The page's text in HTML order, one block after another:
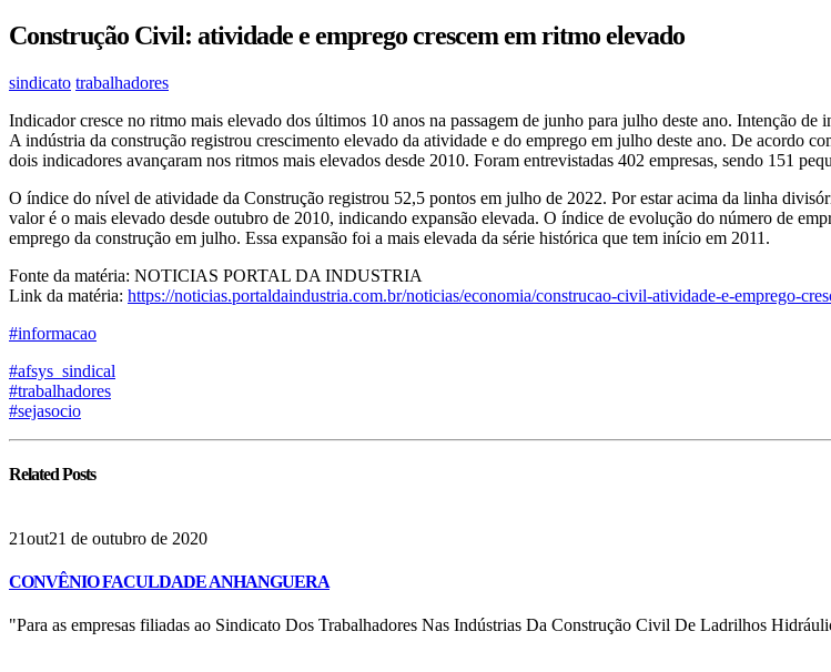
Construção Civil: atividade e emprego crescem em ritmo elevado
sindicato trabalhadores
Indicador cresce no ritmo mais elevado dos últimos 10 anos na passagem de junho para julho deste ano. Intenção
A indústria da construção registrou crescimento elevado da atividade e do emprego em julho deste ano. De acordo
dois indicadores avançaram nos ritmos mais elevados desde 2010. Foram entrevistadas 402 empresas, sendo 151
O índice do nível de atividade da Construção registrou 52,5 pontos em julho de 2022. Por estar acima da linha
valor é o mais elevado desde outubro de 2010, indicando expansão elevada. O índice de evolução do número de
emprego da construção em julho. Essa expansão foi a mais elevada da série histórica que tem início em 2011.
Fonte da matéria: NOTICIAS PORTAL DA INDUSTRIA
Link da matéria: https://noticias.portaldaindustria.com.br/noticias/economia/construcao-civil-atividade-e-emprego-
#informacao
#afsys_sindical
#trabalhadores
#sejasocio
RelatedPosts
21out21 de outubro de 2020
CONVÊNIO FACULDADE ANHANGUERA
"Para as empresas filiadas ao Sindicato Dos Trabalhadores Nas Indústrias Da Construção Civil De Ladrilhos